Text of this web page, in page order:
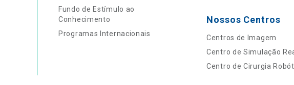
Fundo de Estímulo ao
Conhecimento
Programas Internacionais
Nossos Centros
Centros de Imagem
Centro de Simulação
Centro de Cirurgia